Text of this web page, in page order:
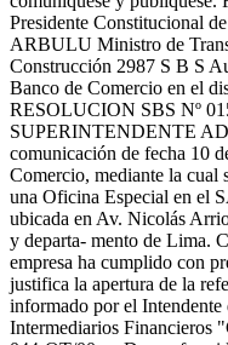
Presidente Constitucional
ARBULU Ministro de
Construcción 2987 S B S
Banco de Comercio en el
RESOLUCION SBS Nº
SUPERINTENDENTE
comunicación de fecha 10
Comercio, mediante la cual
una Oficina Especial en el
ubicada en Av. Nicolás
y departa- mento de Lima.
empresa ha cumplido con
justifica la apertura de la
informado por el
Intermediarios Financieros